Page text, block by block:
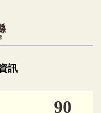
預覽，完整即時空